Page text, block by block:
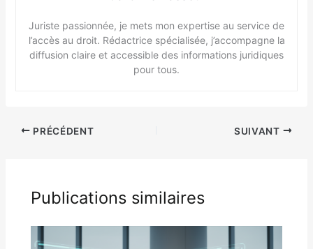
Juriste passionnée, je mets mon expertise au service de
l’accès au droit. Rédactrice spécialisée, j’accompagne la
diffusion claire et accessible des informations juridiques
pour tous.
PRÉCÉDENT SUIVANT
Publications similaires